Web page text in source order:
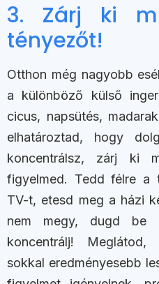
3. Zárj ki
tényezőt!
Otthon még nagyobb
a különböző külső
cicus, napsütés,
elhatároztad, hogy
koncentrálsz, zárj ki
figyelmed. Tedd félre a
TV-t, etesd meg a házi
nem megy, dugd be
koncentrálj!
sokkal eredményesebb